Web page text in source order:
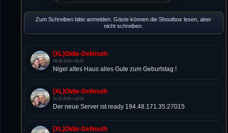
Zum Schreiben bitte anmelden. Gäste können die Shoutbox lesen, aber
nicht schreiben.
[XL]Oldie-Dellmuth
08.08.2026 / 09:22
Nigel altes Haus alles Gute zum Geburtstag !
[XL]Oldie-Dellmuth
31.07.2026 / 18:59
Der neue Server ist ready 194.48.171.35:27015
[XL]Oldie-Dellmuth